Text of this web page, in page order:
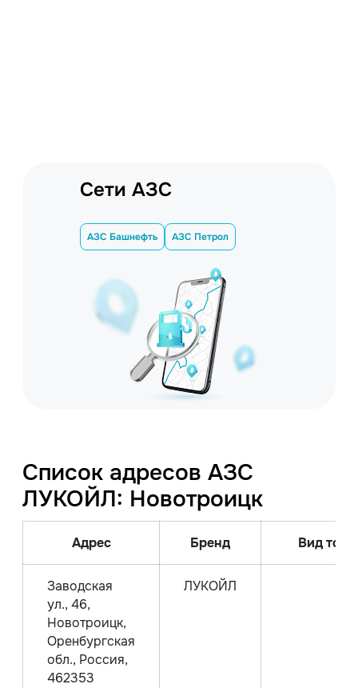
Сети АЗС
АЗС Башнефть АЗС Петрол
Список адресов АЗС
ЛУКОЙЛ: Новотроицк
Адрес Бренд Вид
Заводская
ул., 46,
Новотроицк,
Оренбургская
обл., Россия,
462353
ЛУКОЙЛ